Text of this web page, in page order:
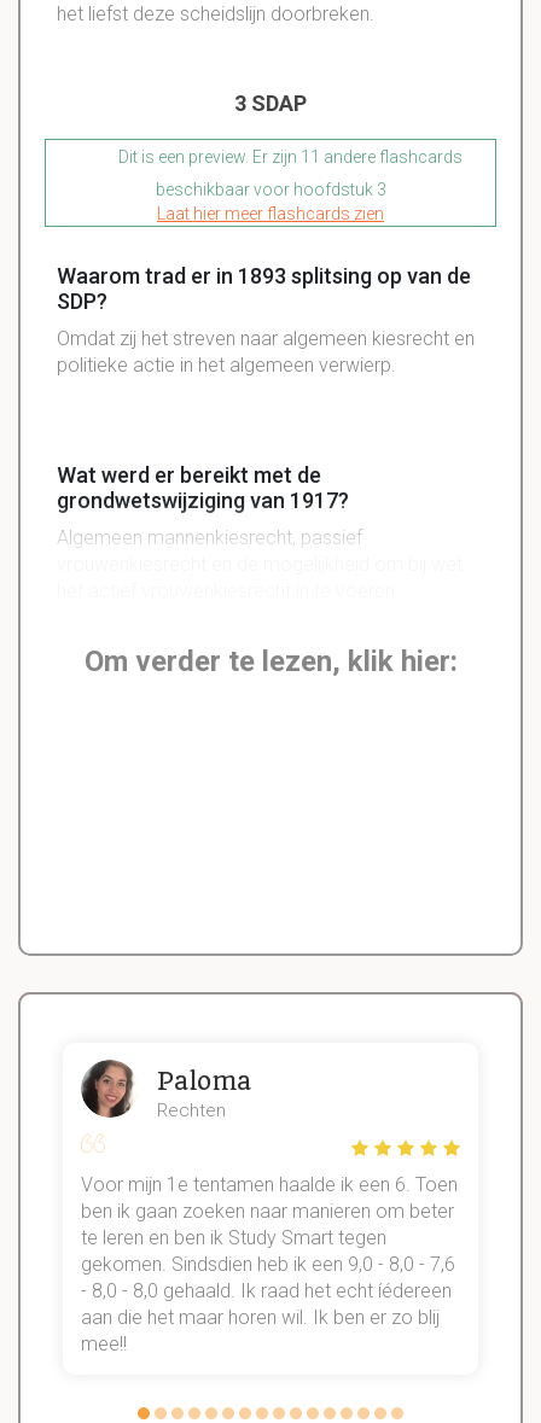
het liefst deze scheidslijn doorbreken.
3 SDAP
Dit is een preview. Er zijn 11 andere flashcards
beschikbaar voor hoofdstuk 3
Laat hier meer flashcards zien
Waarom trad er in 1893 splitsing op van de
SDP?
Omdat zij het streven naar algemeen kiesrecht en
politieke actie in het algemeen verwierp.
Wat werd er bereikt met de
grondwetswijziging van 1917?
Algemeen mannenkiesrecht, passief
Om verder te lezen, klik hier:
Paloma
Rechten
Voor mijn 1e tentamen haalde ik een 6. Toen
ben ik gaan zoeken naar manieren om beter
te leren en ben ik Study Smart tegen
gekomen. Sindsdien heb ik een 9,0 - 8,0 - 7,6
- 8,0 - 8,0 gehaald. Ik raad het echt íédereen
aan die het maar horen wil. Ik ben er zo blij
mee!!